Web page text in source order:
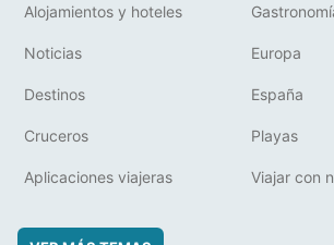
Alojamientos y hoteles
Noticias Europa
Destinos España
Cruceros Playas
Aplicaciones viajeras Viajar con